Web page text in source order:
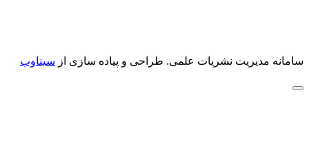
سامانه مدیریت نشریات علمی. طراحی و پیاده سازی از سیناوب